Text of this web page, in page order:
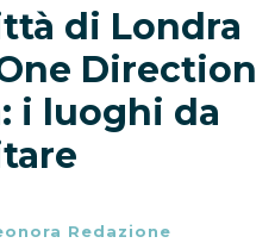
di Londra
Direction
i luoghi da
Redazione